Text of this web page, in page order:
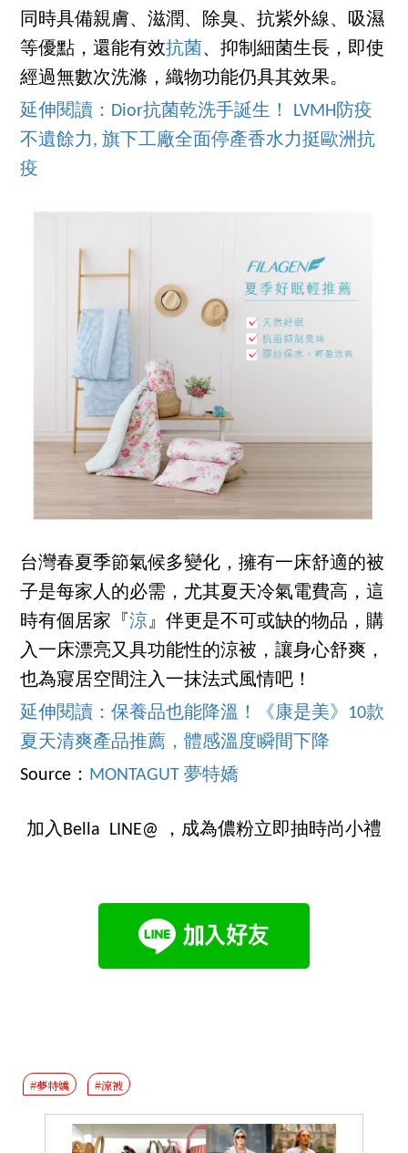
同時具備親膚、滋潤、除臭、抗紫外線、吸濕
等優點，還能有效抗菌 、抑制細菌生長，即使
經過無數次洗滌，織物功能仍具其效果。
延伸閱讀：Dior抗菌乾洗手誕生！ LVMH防疫
不遺餘力, 旗下工廠全面停產香水力挺歐洲抗
疫
台灣春夏季節氣候多變化，擁有一床舒適的被
子是每家人的必需，尤其夏天冷氣電費高，這
時有個居家『涼』伴更是不可或缺的物品，購
入一床漂亮又具功能性的涼被，讓身心舒爽，
也為寢居空間注入一抹法式風情吧！
延伸閱讀：保養品也能降溫！《康是美》10款
夏天清爽產品推薦，體感溫度瞬間下降
Source： MONTAGUT 夢特嬌
加入Bella LINE@ ，成為儂粉立即抽時尚小禮
#夢特嬌 #涼被